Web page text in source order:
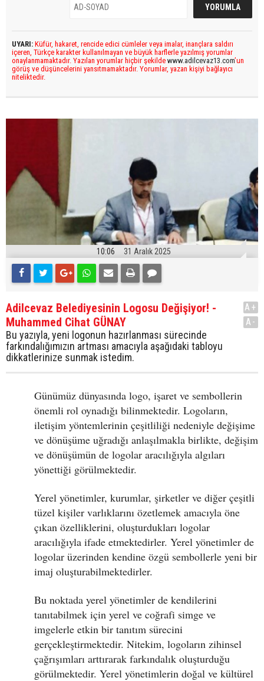
UYARI: Küfür, hakaret, rencide edici cümleler veya imalar, inançlara saldırı
içeren, Türkçe karakter kullanılmayan ve büyük harflerle yazılmış yorumlar
onaylanmamaktadır. Yazılan yorumlar hiçbir şekilde www.adilcevaz13.com’un
görüş ve düşüncelerini yansıtmamaktadır. Yorumlar, yazan kişiyi bağlayıcı
niteliktedir.
10:06 31 Aralık 2025
Adilcevaz Belediyesinin Logosu Değişiyor! -
Muhammed Cihat GÜNAY
Bu yazıyla, yeni logonun hazırlanması sürecinde
farkındalığımızın artması amacıyla aşağıdaki tabloyu
dikkatlerinize sunmak istedim.
A+
A-
Günümüz dünyasında logo, işaret ve sembollerin
önemli rol oynadığı bilinmektedir. Logoların,
iletişim yöntemlerinin çeşitliliği nedeniyle değişime
ve dönüşüme uğradığı anlaşılmakla birlikte, değişim
ve dönüşümün de logolar aracılığıyla algıları
yönettiği görülmektedir.
Yerel yönetimler, kurumlar, şirketler ve diğer çeşitli
tüzel kişiler varlıklarını özetlemek amacıyla öne
çıkan özelliklerini, oluşturdukları logolar
aracılığıyla ifade etmektedirler. Yerel yönetimler de
logolar üzerinden kendine özgü sembollerle yeni bir
imaj oluşturabilmektedirler.
Bu noktada yerel yönetimler de kendilerini
tanıtabilmek için yerel ve coğrafi simge ve
imgelerle etkin bir tanıtım sürecini
gerçekleştirmektedir. Nitekim, logoların zihinsel
çağrışımları arttırarak farkındalık oluşturduğu
görülmektedir. Yerel yönetimlerin doğal ve kültürel